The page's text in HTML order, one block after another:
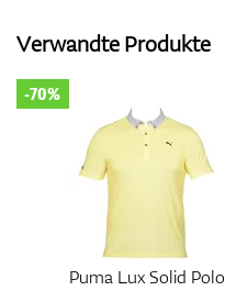
Verwandte Produkte
Puma Lux Solid Polo
-70%